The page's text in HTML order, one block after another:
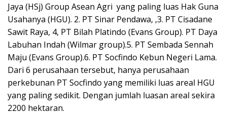
Jaya (HSj) Group Asean Agri yang paling luas Hak Guna
Usahanya (HGU). 2. PT Sinar Pendawa, ,3. PT Cisadane
Sawit Raya, 4, PT Bilah Platindo (Evans Group). PT Daya
Labuhan Indah (Wilmar group).5. PT Sembada Sennah
Maju (Evans Group).6. PT Socfindo Kebun Negeri Lama.
Dari 6 perusahaan tersebut, hanya perusahaan
perkebunan PT Socfindo yang memiliki luas areal HGU
yang paling sedikit. Dengan jumlah luasan areal sekira
2200 hektaran.